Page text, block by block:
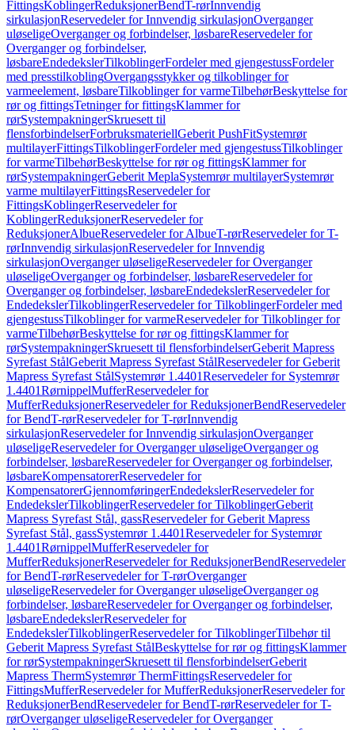
FittingsKoblingerReduksjonerBendT-rørInnvendig
sirkulasjonReservedeler for Innvendig sirkulasjonOverganger
uløseligeOverganger og forbindelser, løsbareReservedeler for
Overganger og forbindelser,
løsbareEndedekslerTilkoblingerFordeler med gjengestussFordeler
med presstilkoblingOvergangsstykker og tilkoblinger for
varmeelement, løsbareTilkoblinger for varmeTilbehørBeskyttelse for
rør og fittingsTetninger for fittingsKlammer for
rørSystempakningerSkruesett til
flensforbindelserForbruksmateriellGeberit PushFitSystemrør
multilayerFittingsTilkoblingerFordeler med gjengestussTilkoblinger
for varmeTilbehørBeskyttelse for rør og fittingsKlammer for
rørSystempakningerGeberit MeplaSystemrør multilayerSystemrør
varme multilayerFittingsReservedeler for
FittingsKoblingerReservedeler for
KoblingerReduksjonerReservedeler for
ReduksjonerAlbueReservedeler for AlbueT-rørReservedeler for T-
rørInnvendig sirkulasjonReservedeler for Innvendig
sirkulasjonOverganger uløseligeReservedeler for Overganger
uløseligeOverganger og forbindelser, løsbareReservedeler for
Overganger og forbindelser, løsbareEndedekslerReservedeler for
EndedekslerTilkoblingerReservedeler for TilkoblingerFordeler med
gjengestussTilkoblinger for varmeReservedeler for Tilkoblinger for
varmeTilbehørBeskyttelse for rør og fittingsKlammer for
rørSystempakningerSkruesett til flensforbindelserGeberit Mapress
Syrefast StålGeberit Mapress Syrefast StålReservedeler for Geberit
Mapress Syrefast StålSystemrør 1.4401Reservedeler for Systemrør
1.4401RørnippelMufferReservedeler for
MufferReduksjonerReservedeler for ReduksjonerBendReservedeler
for BendT-rørReservedeler for T-rørInnvendig
sirkulasjonReservedeler for Innvendig sirkulasjonOverganger
uløseligeReservedeler for Overganger uløseligeOverganger og
forbindelser, løsbareReservedeler for Overganger og forbindelser,
løsbareKompensatorerReservedeler for
KompensatorerGjennomføringerEndedekslerReservedeler for
EndedekslerTilkoblingerReservedeler for TilkoblingerGeberit
Mapress Syrefast Stål, gassReservedeler for Geberit Mapress
Syrefast Stål, gassSystemrør 1.4401Reservedeler for Systemrør
1.4401RørnippelMufferReservedeler for
MufferReduksjonerReservedeler for ReduksjonerBendReservedeler
for BendT-rørReservedeler for T-rørOverganger
uløseligeReservedeler for Overganger uløseligeOverganger og
forbindelser, løsbareReservedeler for Overganger og forbindelser,
løsbareEndedekslerReservedeler for
EndedekslerTilkoblingerReservedeler for TilkoblingerTilbehør til
Geberit Mapress Syrefast StålBeskyttelse for rør og fittingsKlammer
for rørSystempakningerSkruesett til flensforbindelserGeberit
Mapress ThermSystemrør ThermFittingsReservedeler for
FittingsMufferReservedeler for MufferReduksjonerReservedeler for
ReduksjonerBendReservedeler for BendT-rørReservedeler for T-
rørOverganger uløseligeReservedeler for Overganger